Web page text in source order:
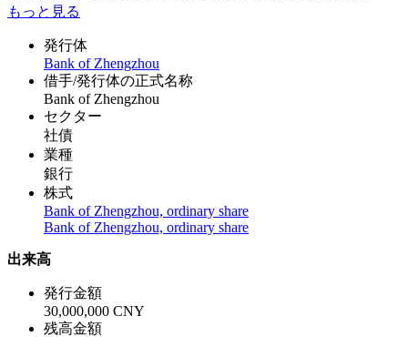
もっと見る
発行体
Bank of Zhengzhou
借手/発行体の正式名称
Bank of Zhengzhou
セクター
社債
業種
銀行
株式
Bank of Zhengzhou, ordinary share
Bank of Zhengzhou, ordinary share
出来高
発行金額
30,000,000 CNY
残高金額